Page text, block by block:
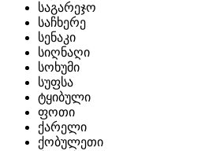
საგარეჯო
საჩხერე
სენაკი
სიღნაღი
სოხუმი
სუფსა
ტყიბული
ფოთი
ქარელი
ქობულეთი